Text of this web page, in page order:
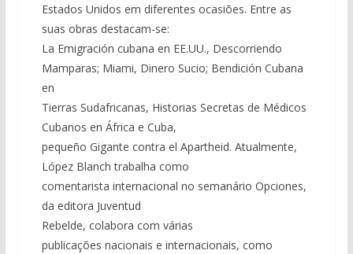
Estados Unidos em diferentes ocasiões. Entre as
suas obras destacam-se:
La Emigración cubana en EE.UU., Descorriendo
Mamparas; Miami, Dinero Sucio; Bendición Cubana
en
Tierras Sudafricanas, Historias Secretas de Médicos
Cubanos en África e Cuba,
pequeño Gigante contra el Apartheid. Atualmente,
López Blanch trabalha como
comentarista internacional no semanário Opciones,
da editora Juventud
Rebelde, colabora com várias
publicações nacionais e internacionais, como